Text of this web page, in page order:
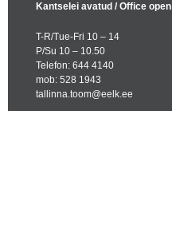
Kantselei avatud / Office open
T-R/Tue-Fri 10 – 14
P/Su 10 – 10.50
Telefon: 644 4140
mob: 528 1943
tallinna.toom@eelk.ee